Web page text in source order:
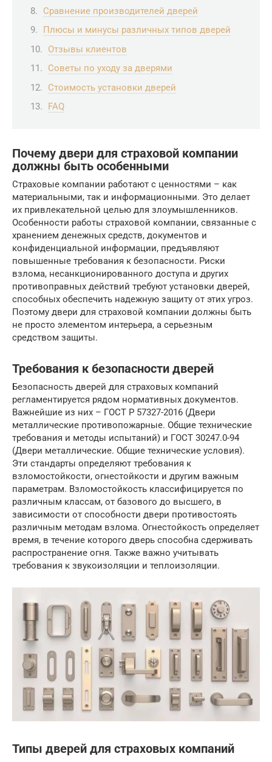
Сравнение производителей дверей
Плюсы и минусы различных типов дверей
Отзывы клиентов
Советы по уходу за дверями
Стоимость установки дверей
FAQ
Почему двери для страховой компании
должны быть особенными
Страховые компании работают с ценностями – как
материальными, так и информационными. Это делает
их привлекательной целью для злоумышленников.
Особенности работы страховой компании, связанные с
хранением денежных средств, документов и
конфиденциальной информации, предъявляют
повышенные требования к безопасности. Риски
взлома, несанкционированного доступа и других
противоправных действий требуют установки дверей,
способных обеспечить надежную защиту от этих угроз.
Поэтому двери для страховой компании должны быть
не просто элементом интерьера, а серьезным
средством защиты.
Требования к безопасности дверей
Безопасность дверей для страховых компаний
регламентируется рядом нормативных документов.
Важнейшие из них – ГОСТ Р 57327-2016 (Двери
металлические противопожарные. Общие технические
требования и методы испытаний) и ГОСТ 30247.0-94
(Двери металлические. Общие технические условия).
Эти стандарты определяют требования к
взломостойкости, огнестойкости и другим важным
параметрам. Взломостойкость классифицируется по
различным классам, от базового до высшего, в
зависимости от способности двери противостоять
различным методам взлома. Огнестойкость определяет
время, в течение которого дверь способна сдерживать
распространение огня. Также важно учитывать
требования к звукоизоляции и теплоизоляции.
Типы дверей для страховых компаний